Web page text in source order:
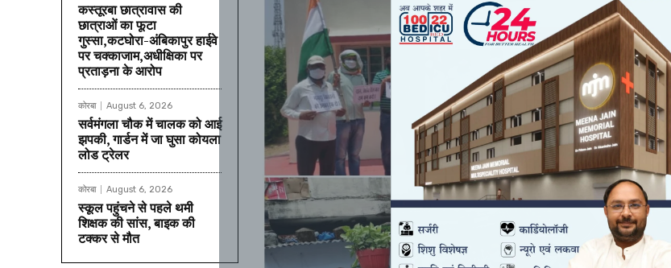
कस्तूरबा छात्रावास की
छात्राओं का फूटा
गुस्सा,कटघोरा-अंबिकापुर हाईवे
पर चक्काजाम,अधीक्षिका पर
प्रताड़ना के आरोप
कोरबा August 6, 2026
सर्वमंगला चौक में चालक को आई
झपकी, गार्डन में जा घुसा कोयला
लोड ट्रेलर
कोरबा August 6, 2026
स्कूल पहुंचने से पहले थमी
शिक्षक की सांस, बाइक की
टक्कर से मौत